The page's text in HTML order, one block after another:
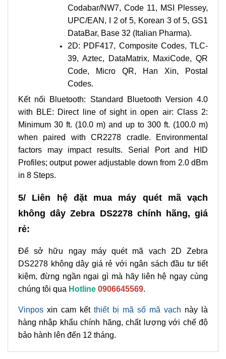
Codabar/NW7, Code 11, MSI Plessey,
UPC/EAN, I 2 of 5, Korean 3 of 5, GS1
DataBar, Base 32 (Italian Pharma).
2D: PDF417, Composite Codes, TLC-
39, Aztec, DataMatrix, MaxiCode, QR
Code, Micro QR, Han Xin, Postal
Codes.
Kết nối Bluetooth: Standard Bluetooth Version 4.0
with BLE: Direct line of sight in open air: Class 2:
Minimum 30 ft. (10.0 m) and up to 300 ft. (100.0 m)
when paired with CR2278 cradle. Environmental
factors may impact results. Serial Port and HID
Profiles; output power adjustable down from 2.0 dBm
in 8 Steps.
5/ Liên hệ đặt mua máy quét mã vạch
không dây Zebra DS2278 chính hãng, giá
rẻ:
Để sở hữu ngay máy quét mã vạch 2D Zebra
DS2278 không dây giá rẻ với ngân sách đầu tư tiết
kiệm, đừng ngần ngại gì mà hãy liên hệ ngay cùng
chúng tôi qua Hotline 0906645569.
Vinpos xin cam kết thiết bị mã số mã vạch này là
hàng nhập khẩu chính hãng, chất lượng với chế độ
bảo hành lên đến 12 tháng.